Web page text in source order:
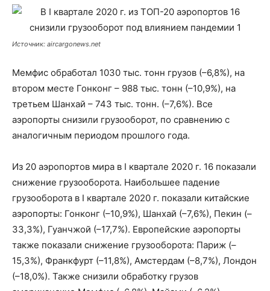
Источник: aircargonews.net
Мемфис обработал 1030 тыс. тонн грузов (–6,8%), на
втором месте Гонконг – 988 тыс. тонн (–10,9%), на
третьем Шанхай – 743 тыс. тонн. (–7,6%). Все
аэропорты снизили грузооборот, по сравнению с
аналогичным периодом прошлого года.
Из 20 аэропортов мира в I квартале 2020 г. 16 показали
снижение грузооборота. Наибольшее падение
грузооборота в I квартале 2020 г. показали китайские
аэропорты: Гонконг (–10,9%), Шанхай (–7,6%), Пекин (–
33,3%), Гуанчжой (–17,7%). Европейские аэропорты
также показали снижение грузооборота: Париж (–
15,3%), Франкфурт (–11,8%), Амстердам (–8,7%), Лондон
(–18,0%). Также снизили обработку грузов